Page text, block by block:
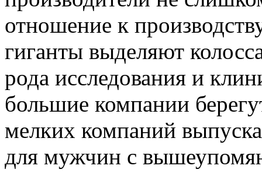
отношение к
гиганты выделяют
рода исследования и
большие компании
мелких компаний
для мужчин с